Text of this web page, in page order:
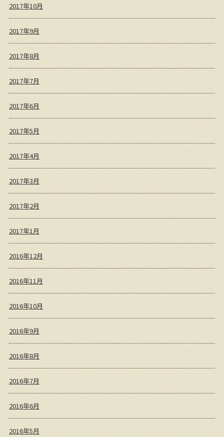
2017年10月
2017年9月
2017年8月
2017年7月
2017年6月
2017年5月
2017年4月
2017年3月
2017年2月
2017年1月
2016年12月
2016年11月
2016年10月
2016年9月
2016年8月
2016年7月
2016年6月
2016年5月